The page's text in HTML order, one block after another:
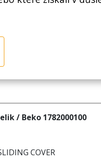
/ Beko 1782000100
COVER